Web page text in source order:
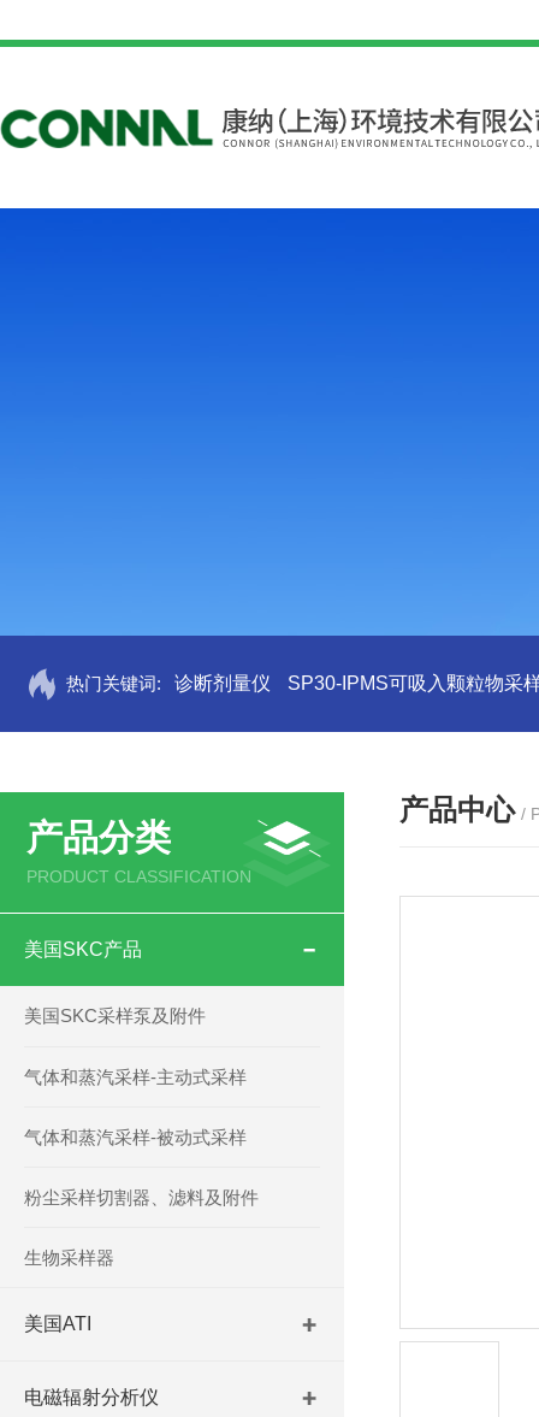
热门关键词: 诊断剂量仪 SP30-IPMS可吸入颗粒物采
产品分类
PRODUCT CLASSIFICATION
美国SKC产品
美国SKC采样泵及附件
气体和蒸汽采样-主动式采样
气体和蒸汽采样-被动式采样
粉尘采样切割器、滤料及附件
生物采样器
美国ATI
电磁辐射分析仪
产品中心 /